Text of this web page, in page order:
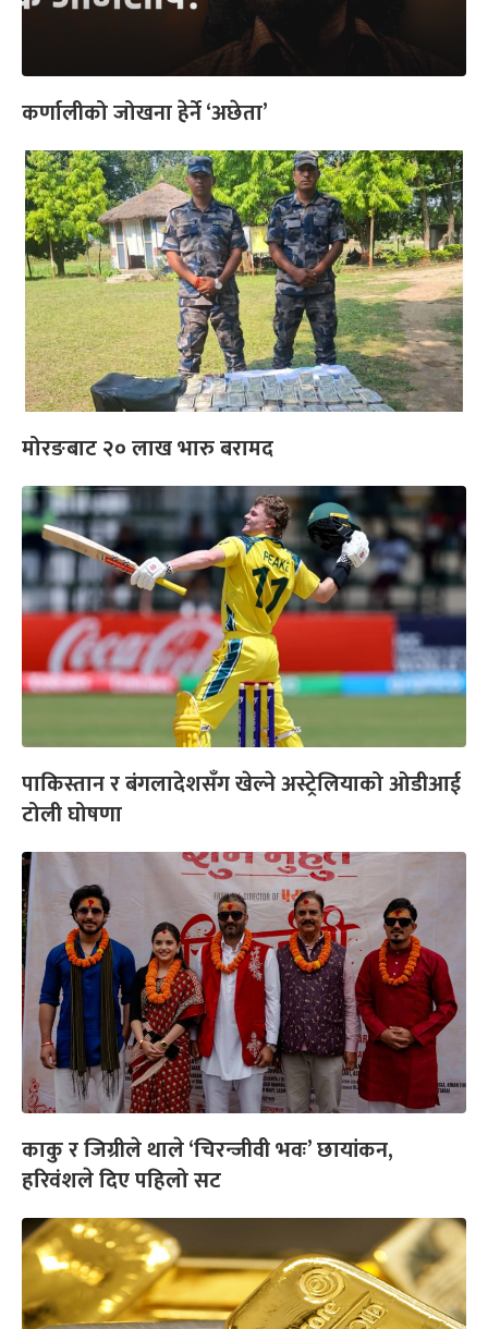
कर्णालीको जोखना हेर्ने ‘अछेता’
मोरङबाट २० लाख भारु बरामद
पाकिस्तान र बंगलादेशसँग खेल्ने अस्ट्रेलियाको ओडीआई
टोली घोषणा
काकु र जिग्रीले थाले ‘चिरन्जीवी भवः’ छायांकन,
हरिवंशले दिए पहिलो सट